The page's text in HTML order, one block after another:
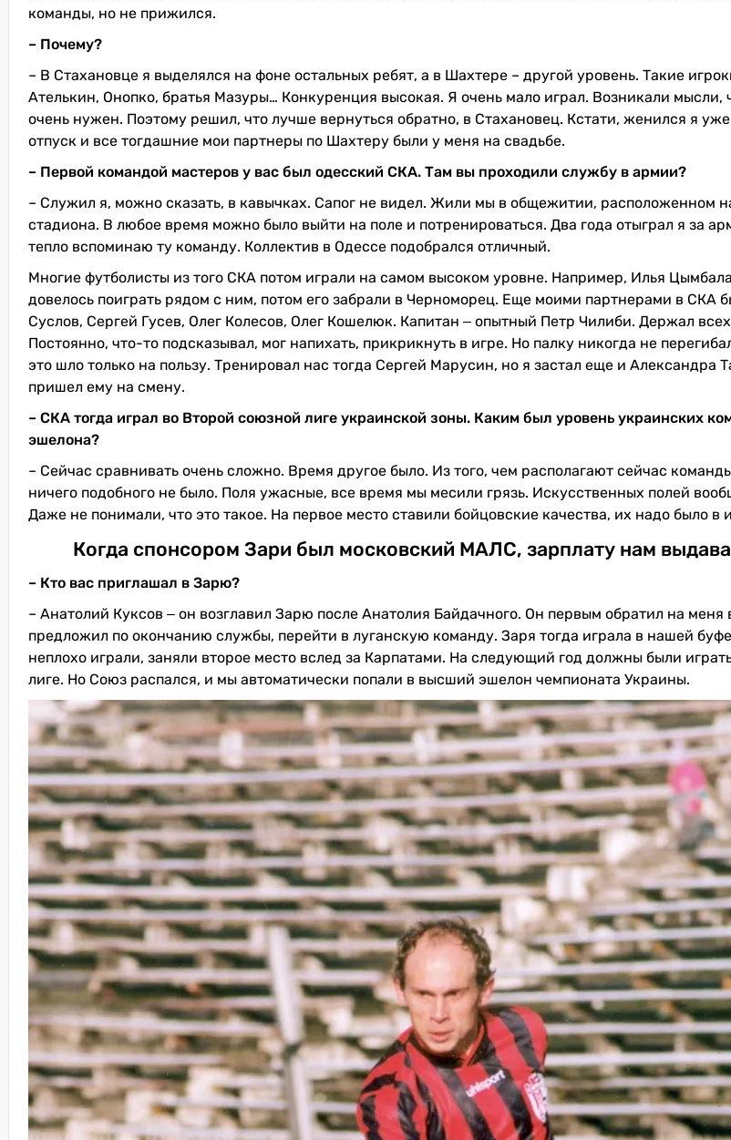
команды, но не прижился.
– Почему?
– В Стахановце я выделялся на фоне остальных ребят, а в Шахтере – другой уровень. Такие
Ателькин, Онопко, братья Мазуры… Конкуренция высокая. Я очень мало играл. Возникали мысли,
очень нужен. Поэтому решил, что лучше вернуться обратно, в Стахановец. Кстати, женился я
отпуск и все тогдашние мои партнеры по Шахтеру были у меня на свадьбе.
– Первой командой мастеров у вас был одесский СКА. Там вы проходили службу в армии?
– Служил я, можно сказать, в кавычках. Сапог не видел. Жили мы в общежитии, расположенном
стадиона. В любое время можно было выйти на поле и потренироваться. Два года отыграл я за
тепло вспоминаю ту команду. Коллектив в Одессе подобрался отличный.
Многие футболисты из того СКА потом играли на самом высоком уровне. Например, Илья
довелось поиграть рядом с ним, потом его забрали в Черноморец. Еще моими партнерами в СКА
Суслов, Сергей Гусев, Олег Колесов, Олег Кошелюк. Капитан ‒ опытный Петр Чилиби. Держал
Постоянно, что-то подсказывал, мог напихать, прикрикнуть в игре. Но палку никогда не
это шло только на пользу. Тренировал нас тогда Сергей Марусин, но я застал еще и Александра
пришел ему на смену.
– СКА тогда играл во Второй союзной лиге украинской зоны. Каким был уровень украинских
эшелона?
– Сейчас сравнивать очень сложно. Время другое было. Из того, чем располагают сейчас
ничего подобного не было. Поля ужасные, все время мы месили грязь. Искусственных полей
Даже не понимали, что это такое. На первое место ставили бойцовские качества, их надо было в
Когда спонсором Зари был московский МАЛС, зарплату нам
– Кто вас приглашал в Зарю?
– Анатолий Куксов ‒ он возглавил Зарю после Анатолия Байдачного. Он первым обратил на меня
предложил по окончанию службы, перейти в луганскую команду. Заря тогда играла в нашей
неплохо играли, заняли второе место вслед за Карпатами. На следующий год должны были
лиге. Но Союз распался, и мы автоматически попали в высший эшелон чемпионата Украины.